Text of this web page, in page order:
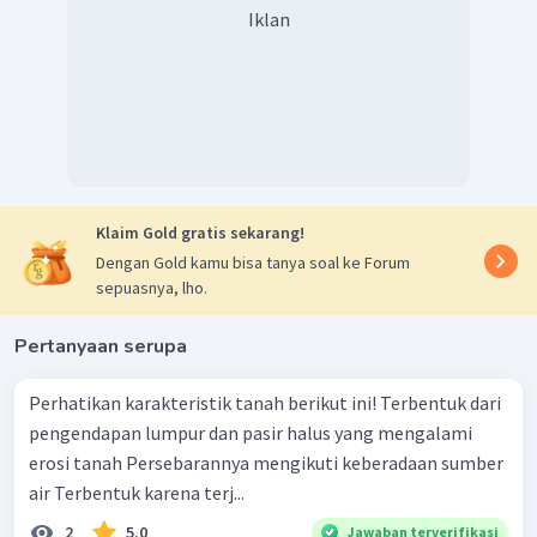
Iklan
Klaim Gold gratis sekarang!
Dengan Gold kamu bisa tanya soal ke Forum
sepuasnya, lho.
Pertanyaan serupa
Perhatikan karakteristik tanah berikut ini! Terbentuk dari
pengendapan lumpur dan pasir halus yang mengalami
erosi tanah Persebarannya mengikuti keberadaan sumber
air Terbentuk karena terj...
2 5.0 Jawaban terverifikasi